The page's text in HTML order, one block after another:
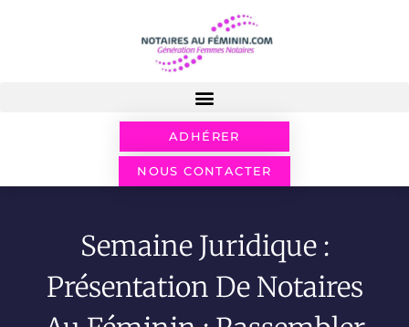
ADHÉRER
NOUS CONTACTER
Semaine Juridique :
Présentation De Notaires